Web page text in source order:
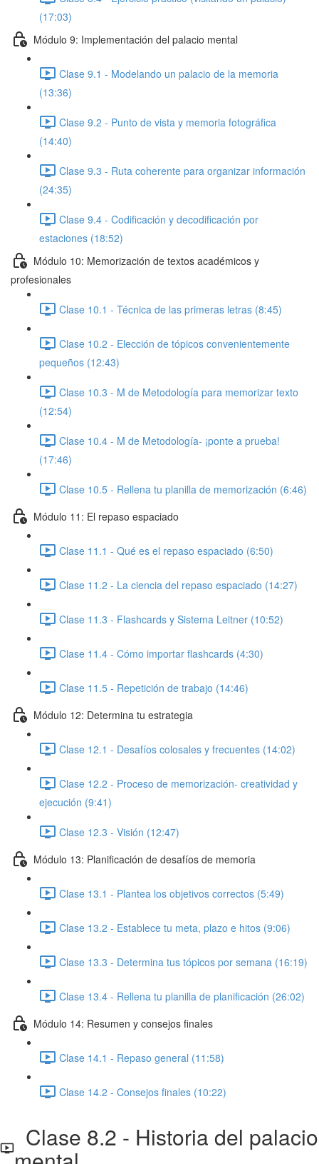
(17:03)
Módulo 9: Implementación del palacio mental
Clase 9.1 - Modelando un palacio de la memoria
(13:36)
Clase 9.2 - Punto de vista y memoria fotográfica
(14:40)
Clase 9.3 - Ruta coherente para organizar información
(24:35)
Clase 9.4 - Codificación y decodificación por
estaciones (18:52)
Módulo 10: Memorización de textos académicos y
profesionales
Clase 10.1 - Técnica de las primeras letras (8:45)
Clase 10.2 - Elección de tópicos convenientemente
pequeños (12:43)
Clase 10.3 - M de Metodología para memorizar texto
(12:54)
Clase 10.4 - M de Metodología- ¡ponte a prueba!
(17:46)
Clase 10.5 - Rellena tu planilla de memorización (6:46)
Módulo 11: El repaso espaciado
Clase 11.1 - Qué es el repaso espaciado (6:50)
Clase 11.2 - La ciencia del repaso espaciado (14:27)
Clase 11.3 - Flashcards y Sistema Leitner (10:52)
Clase 11.4 - Cómo importar flashcards (4:30)
Clase 11.5 - Repetición de trabajo (14:46)
Módulo 12: Determina tu estrategia
Clase 12.1 - Desafíos colosales y frecuentes (14:02)
Clase 12.2 - Proceso de memorización- creatividad y
ejecución (9:41)
Clase 12.3 - Visión (12:47)
Módulo 13: Planificación de desafíos de memoria
Clase 13.1 - Plantea los objetivos correctos (5:49)
Clase 13.2 - Establece tu meta, plazo e hitos (9:06)
Clase 13.3 - Determina tus tópicos por semana (16:19)
Clase 13.4 - Rellena tu planilla de planificación (26:02)
Módulo 14: Resumen y consejos finales
Clase 14.1 - Repaso general (11:58)
Clase 14.2 - Consejos finales (10:22)
Clase 8.2 - Historia del palacio